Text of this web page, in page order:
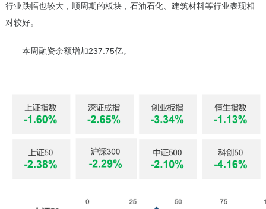
行业跌幅也较大，顺周期的板块，石油石化、建筑材料等行业表现相
对较好。
本周融资余额增加237.75亿。